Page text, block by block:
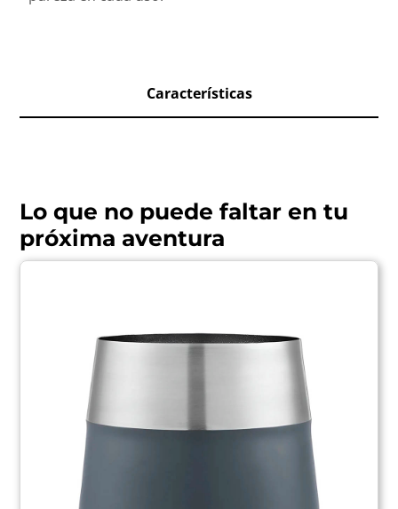
Características
Lo que no puede faltar en tu
próxima aventura